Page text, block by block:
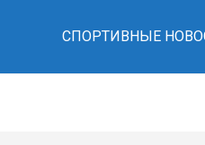
СПОРТИВНЫЕ